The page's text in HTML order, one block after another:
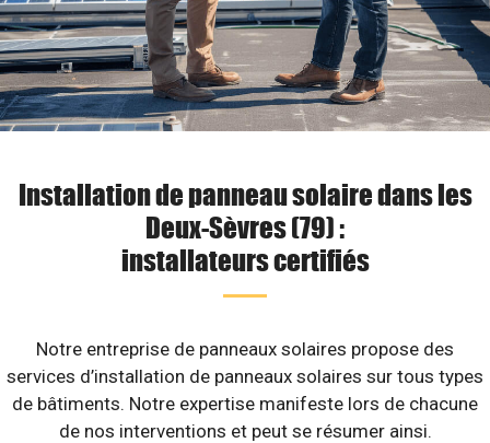
Installation de panneau solaire dans les
Deux-Sèvres (79) :
installateurs certifiés
Notre entreprise de panneaux solaires propose des
services d’installation de panneaux solaires sur tous types
de bâtiments. Notre expertise manifeste lors de chacune
de nos interventions et peut se résumer ainsi.